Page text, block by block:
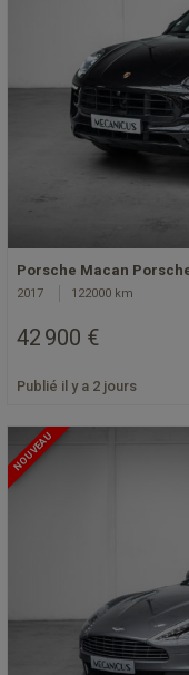
Porsche Macan
2017 122000 km
42 900 €
Publié il y a 2 jours
NOUVEAU